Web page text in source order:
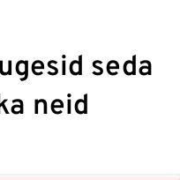
seda
neid